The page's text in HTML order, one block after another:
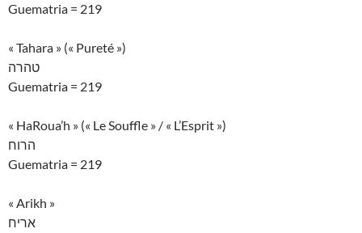
Guematria = 219
« Tahara » (« Pureté »)
טהרה
Guematria = 219
« HaRoua’h » (« Le Souffle » / « L’Esprit »)
הרוח
Guematria = 219
« Arikh »
אריח